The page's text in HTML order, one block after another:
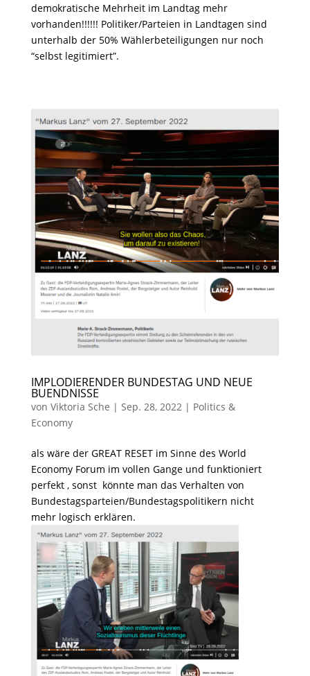
demokratische Mehrheit im Landtag mehr
vorhanden!!!!!! Politiker/Parteien in Landtagen sind
unterhalb der 50% Wählerbeteiligungen nur noch
“selbst legitimiert”.
IMPLODIERENDER BUNDESTAG UND NEUE
BUENDNISSE
von Viktoria Sche | Sep. 28, 2022| Politics &
Economy
als wäre der GREAT RESET im Sinne des World
Economy Forum im vollen Gange und funktioniert
perfekt , sonst könnte man das Verhalten von
Bundestagsparteien/Bundestagspolitikern nicht
mehr logisch erklären.